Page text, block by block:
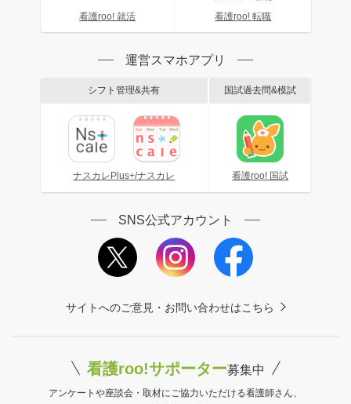
看護roo! 就活 看護roo! 転職
運営スマホアプリ
シフト管理&共有
ナスカレPlus+/ナスカレ
国試過去問&模試
看護roo! 国試
SNS公式アカウント
サイトへのご意見・お問い合わせはこちら
看護roo!サポーター募集中
アンケートや座談会・取材にご協力いただける看護師さん、